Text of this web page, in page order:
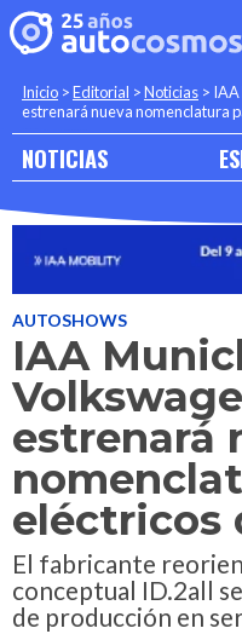
Inicio >Editorial >Noticias > IAA
estrenará nueva nomenclatura
NOTICIAS
AUTOSHOWS
IAA
estrenará
eléctricos
El fabricante
conceptual ID.2all
de producción en